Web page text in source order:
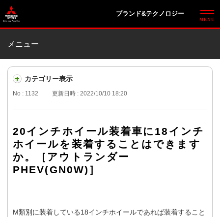
ブランド&テクノロジー
メニュー
カテゴリー表示
No : 1132 更新日時 : 2022/10/10 18:20
20インチホイール装着車に18インチ
ホイールを装着することはできます
か。［アウトランダー
PHEV(GN0W)］
M類別に装着している18インチホイールであれば装着すること